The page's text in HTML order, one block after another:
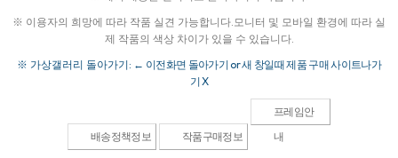
※ 이용자의 희망에 따라 작품 실견 가능합니다. 모니터 및 모바일 환경에 따라 실
제 작품의 색상 차이가 있을 수 있습니다.
※ 가상갤러리 돌아가기: ← 이전화면 돌아가기 or 새 창일때 제품 구매 사이트나가
기 X
배송정책정보 작품구매정보
프레임안
내